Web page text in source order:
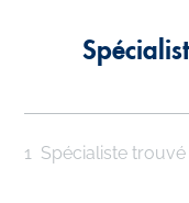
1 Spécialiste trouvé